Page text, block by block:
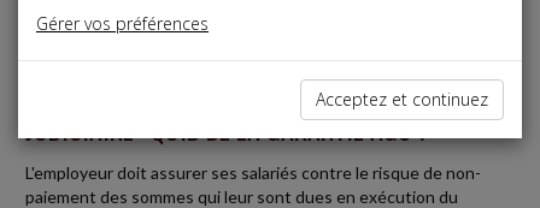
Social
PRISE D'ACTE DE LA RUPTURE ET RÉSILIATION
JUDICIAIRE : QUID DE LA GARANTIE AGS ?
L'employeur doit assurer ses salariés contre le risque de non-
paiement des sommes qui leur sont dues en exécution du
Gérer vos préférences
Acceptez et continuez